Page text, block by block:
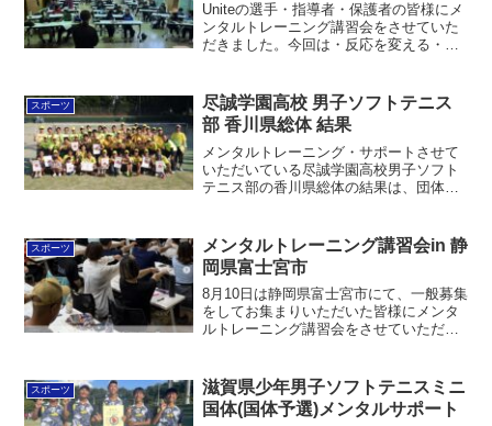
Uniteの選手・指導者・保護者の皆様にメ
ンタルトレーニング講習会をさせていた
だきました。今回は・反応を変える・自
応援していきます！！チーム向けメンタ
ルトレーニング詳細...
スポーツ
尽誠学園高校 男子ソフトテニス
部 香川県総体 結果
メンタルトレーニング・サポートさせて
いただいている尽誠学園高校男子ソフト
テニス部の香川県総体の結果は、団体
8 福岡石田・塚本笹川・塚本丸田・亀安
諏訪部でした。少しでも...
スポーツ
メンタルトレーニング講習会in 静
岡県富士宮市
8月10日は静岡県富士宮市にて、一般募集
をしてお集まりいただいた皆様にメンタ
ルトレーニング講習会をさせていただき
もお越しいただきありがとうございまし
た。人間の実力発揮の...
スポーツ
滋賀県少年男子ソフトテニスミニ
国体(国体予選)メンタルサポート